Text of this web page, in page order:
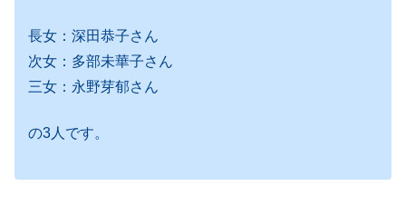
長女：深田恭子さん
次女：多部未華子さん
三女：永野芽郁さん
の3人です。